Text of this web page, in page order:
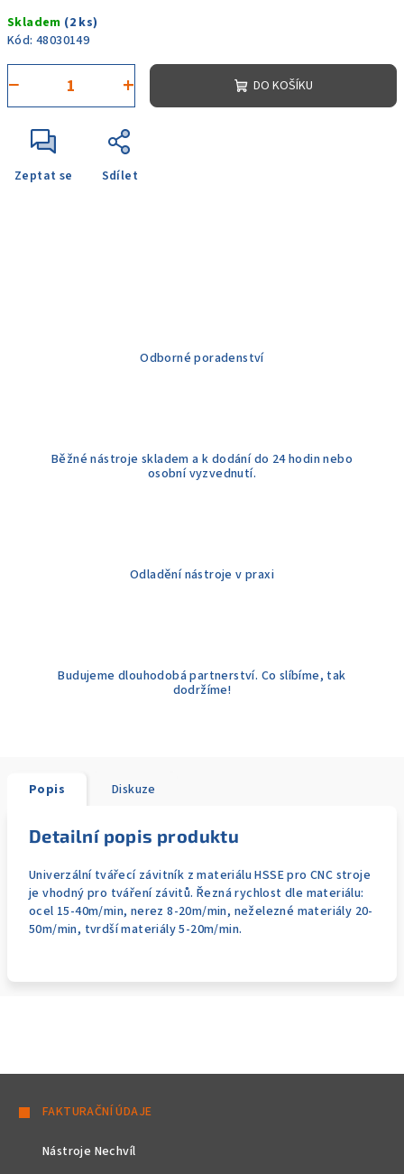
cena:
Skladem (2 ks)
Kód: 48030149
+
− DO KOŠÍKU
Zeptat se Sdílet
Odborné poradenství
Běžné nástroje skladem a k dodání do 24 hodin nebo
osobní vyzvednutí.
Odladění nástroje v praxi
Budujeme dlouhodobá partnerství. Co slíbíme, tak
dodržíme!
Popis Diskuze
Detailní popis produktu
Univerzální tvářecí závitník z materiálu HSSE pro CNC stroje
je vhodný pro tváření závitů. Řezná rychlost dle materiálu:
ocel 15-40m/min, nerez 8-20m/min, neželezné materiály 20-
50m/min, tvrdší materiály 5-20m/min.
FAKTURAČNÍ ÚDAJE
Nástroje Nechvíl